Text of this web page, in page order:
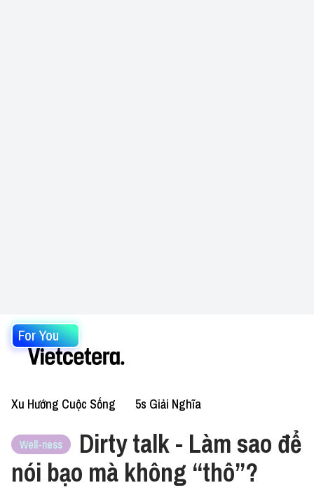
For You
Xu Hướng Cuộc Sống 5s Giải Nghĩa
Well-ness
Dirty talk - Làm sao để
nói bạo mà không “thô”?